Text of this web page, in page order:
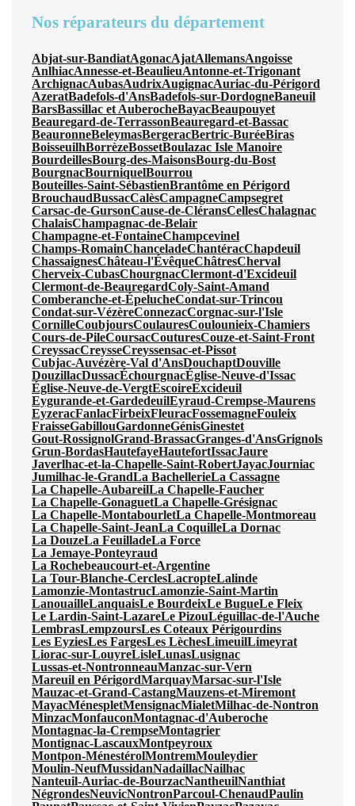
Nos réparateurs du département
Abjat-sur-BandiatAgonacAjatAllemansAngoisse
AnlhiacAnnesse-et-BeaulieuAntonne-et-Trigonant
ArchignacAubasAudrixAugignacAuriac-du-Périgord
AzeratBadefols-d'AnsBadefols-sur-DordogneBaneuil
BarsBassillac et AuberocheBayacBeaupouyet
Beauregard-de-TerrassonBeauregard-et-Bassac
BeauronneBeleymasBergeracBertric-BuréeBiras
BoisseuilhBorrèzeBossetBoulazac Isle Manoire
BourdeillesBourg-des-MaisonsBourg-du-Bost
BourgnacBourniquelBourrou
Bouteilles-Saint-SébastienBrantôme en Périgord
BrouchaudBussacCalèsCampagneCampsegret
Carsac-de-GursonCause-de-CléransCellesChalagnac
ChalaisChampagnac-de-Belair
Champagne-et-FontaineChampcevinel
Champs-RomainChanceladeChantéracChapdeuil
ChassaignesChâteau-l'ÉvêqueChâtresCherval
Cherveix-CubasChourgnacClermont-d'Excideuil
Clermont-de-BeauregardColy-Saint-Amand
Comberanche-et-ÉpelucheCondat-sur-Trincou
Condat-sur-VézèreConnezacCorgnac-sur-l'Isle
CornilleCoubjoursCoulauresCoulounieix-Chamiers
Cours-de-PileCoursacCouturesCouze-et-Saint-Front
CreyssacCreysseCreyssensac-et-Pissot
Cubjac-Auvézère-Val d'AnsDouchaptDouville
DouzillacDussacÉchourgnacÉglise-Neuve-d'Issac
Église-Neuve-de-VergtEscoireExcideuil
Eygurande-et-GardedeuilEyraud-Crempse-Maurens
EyzeracFanlacFirbeixFleuracFossemagneFouleix
FraisseGabillouGardonneGénisGinestet
Gout-RossignolGrand-BrassacGranges-d'AnsGrignols
Grun-BordasHautefayeHautefortIssacJaure
Javerlhac-et-la-Chapelle-Saint-RobertJayacJourniac
Jumilhac-le-GrandLa BachellerieLa Cassagne
La Chapelle-AubareilLa Chapelle-Faucher
La Chapelle-GonaguetLa Chapelle-Grésignac
La Chapelle-MontabourletLa Chapelle-Montmoreau
La Chapelle-Saint-JeanLa CoquilleLa Dornac
La DouzeLa FeuilladeLa Force
La Jemaye-Ponteyraud
La Rochebeaucourt-et-Argentine
La Tour-Blanche-CerclesLacropteLalinde
Lamonzie-MontastrucLamonzie-Saint-Martin
LanouailleLanquaisLe BourdeixLe BugueLe Fleix
Le Lardin-Saint-LazareLe PizouLéguillac-de-l'Auche
LembrasLempzoursLes Coteaux Périgourdins
Les EyziesLes FargesLes LèchesLimeuilLimeyrat
Liorac-sur-LouyreLisleLunasLusignac
Lussas-et-NontronneauManzac-sur-Vern
Mareuil en PérigordMarquayMarsac-sur-l'Isle
Mauzac-et-Grand-CastangMauzens-et-Miremont
MayacMénespletMensignacMialetMilhac-de-Nontron
MinzacMonfauconMontagnac-d'Auberoche
Montagnac-la-CrempseMontagrier
Montignac-LascauxMontpeyroux
Montpon-MénestérolMontremMouleydier
Moulin-NeufMussidanNadaillacNailhac
Nanteuil-Auriac-de-BourzacNantheuilNanthiat
NégrondesNeuvicNontronParcoul-ChenaudPaulin